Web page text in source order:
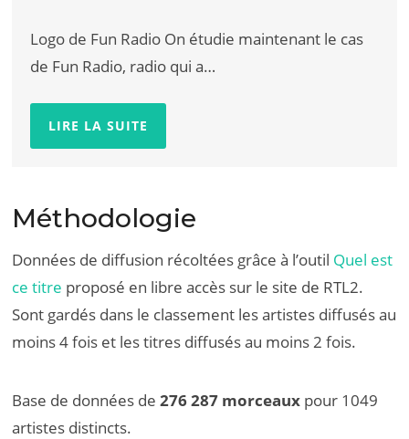
Logo de Fun Radio On étudie maintenant le cas
de Fun Radio, radio qui a…
LIRE LA SUITE
Méthodologie
Données de diffusion récoltées grâce à l’outil Quel est
ce titre proposé en libre accès sur le site de RTL2.
Sont gardés dans le classement les artistes diffusés au
moins 4 fois et les titres diffusés au moins 2 fois.
Base de données de276 287 morceaux pour 1049
artistes distincts.